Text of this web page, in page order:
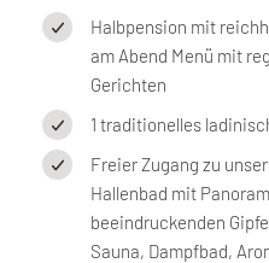
Halbpension mit
am Abend Menü mit
Gerichten
1 traditionelles
Freier Zugang zu
Hallenbad mit
beeindruckenden
Sauna, Dampfbad,